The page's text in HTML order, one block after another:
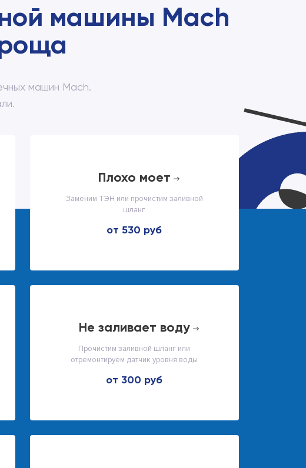
машины Mach
машин Mach.
плохо моет
Заменим ТЭН или прочистим заливной
шланг
от 530 руб
не заливает воду
Прочистим заливной шланг или
отремонтируем датчик уровня воды
от 300 руб